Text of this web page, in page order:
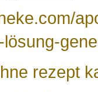
rezept